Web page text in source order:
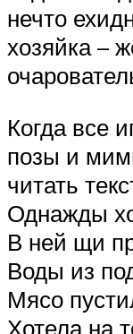
нечто
хозяйка –
Когда все
позы и
читать
Однажды
В ней щи
Воды из
Мясо
Хотела на